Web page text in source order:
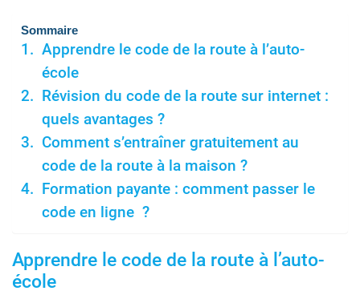
Sommaire
Apprendre le code de la route à l’auto-
école
Révision du code de la route sur internet :
quels avantages ?
Comment s’entraîner gratuitement au
code de la route à la maison ?
Formation payante : comment passer le
code en ligne ?
Apprendre le code de la route à l’auto-
école